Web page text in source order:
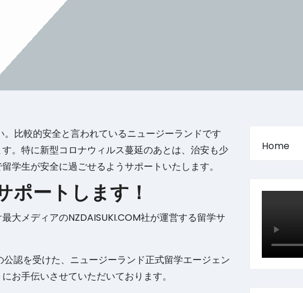
比較的安全と言われているニュージーランドです
。特に新型コロナウィルス蔓延のあとは、治安も少
学生が安全に過ごせるようサポートいたします。
ポートします！
大メディアのNZDAISUKI.COM社が運営する留学サ
認を受けた、ニュージーランド正式留学エージェン
お手伝いさせていただいております。
Home